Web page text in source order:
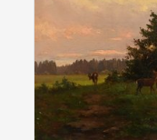
Öl auf Holz, 17,5
signiert